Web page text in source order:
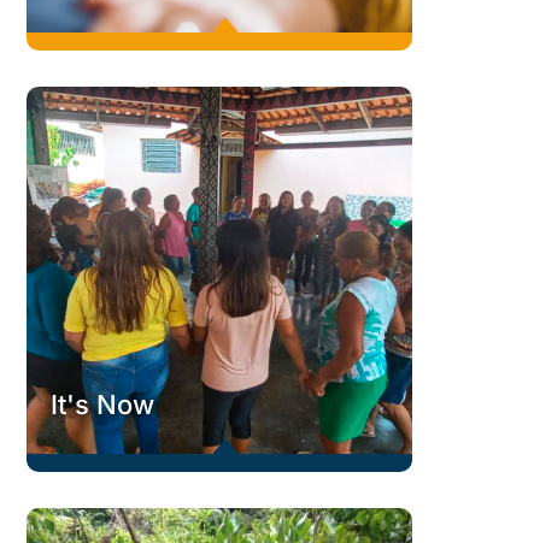
B
C
Intersomos
O projeto estimula o autoconhecimento e a
autoconsciência de talentos, potencialidades e
fragilidades para que as pessoas gerenciem melhor suas
emoções, resiliência e adequação às mudanças.
Conheça
B
It's Now